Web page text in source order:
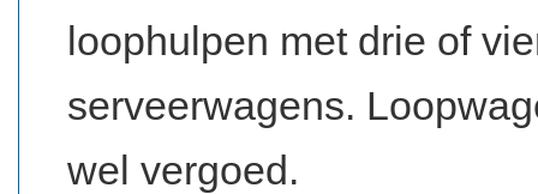
loophulpen met drie of
serveerwagens.
wel vergoed.